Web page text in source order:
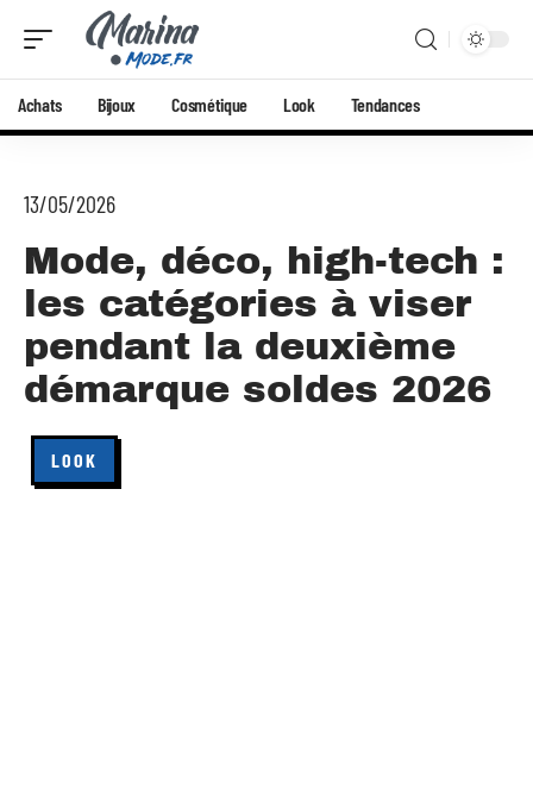
Achats Bijoux Cosmétique Look Tendances
13/05/2026
Mode, déco, high-tech :
les catégories à viser
pendant la deuxième
démarque soldes 2026
LOOK